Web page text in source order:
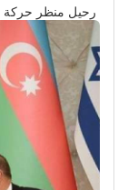
رحيل منظر حركة "